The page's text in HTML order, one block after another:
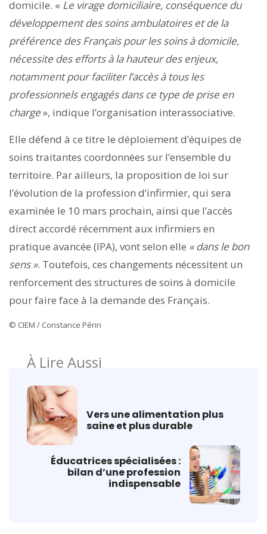
domicile. « Le virage domiciliaire, conséquence du
développement des soins ambulatoires et de la
préférence des Français pour les soins à domicile,
nécessite des efforts à la hauteur des enjeux,
notamment pour faciliter l’accès à tous les
professionnels engagés dans ce type de prise en
charge», indique l’organisation interassociative.
Elle défend à ce titre le déploiement d’équipes de
soins traitantes coordonnées sur l’ensemble du
territoire. Par ailleurs, la proposition de loi sur
l’évolution de la profession d’infirmier, qui sera
examinée le 10 mars prochain, ainsi que l’accès
direct accordé récemment aux infirmiers en
pratique avancée (IPA), vont selon elle « dans le bon
sens ». Toutefois, ces changements nécessitent un
renforcement des structures de soins à domicile
pour faire face à la demande des Français.
© CIEM / Constance Périn
À Lire Aussi
Vers une alimentation plus
saine et plus durable
Éducatrices spécialisées :
bilan d’une profession
indispensable